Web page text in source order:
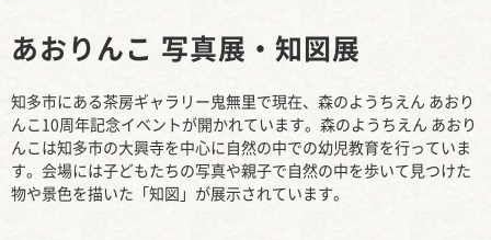
あおりんこ 写真展・知図展
知多市にある茶房ギャラリー鬼無里で現在、森のようちえん あおり
んこ10周年記念イベントが開かれています。森のようちえん あおり
んこは知多市の大興寺を中心に自然の中での幼児教育を行っていま
す。会場には子どもたちの写真や親子で自然の中を歩いて見つけた
物や景色を描いた「知図」が展示されています。